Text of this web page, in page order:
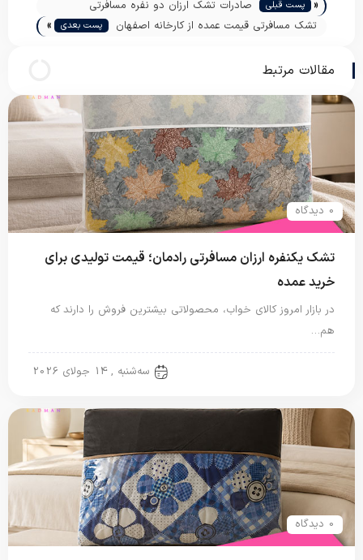
« پست قبلی
صادرات تشک ارزان دو نفره مسافرتی
آکاردئونی
تشک مسافرتی قیمت عمده از کارخانه اصفهان پست بعدی »
مقالات مرتبط
0 دیدگاه
تشک یکنفره ارزان مسافرتی رادمان؛ قیمت تولیدی برای
خرید عمده
در بازار امروز کالای خواب، محصولاتی بیشترین فروش را دارند که
هم…
سه‌شنبه , 14 جولای 2026
0 دیدگاه